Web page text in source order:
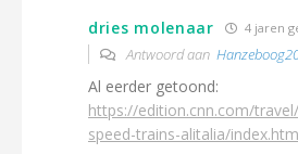
dries molenaar 4 jaren
Antwoord aan
Al eerder getoond:
https://edition.cnn.com/
speed-trains-alitalia/